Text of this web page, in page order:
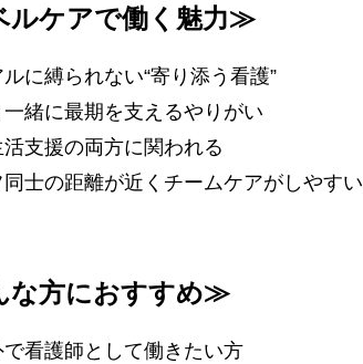
ケアで働く魅力≫
ルに縛られない“寄り添う看護”
一緒に最期を支えるやりがい
活支援の両方に関われる
同士の距離が近くチームケアがしやすい
方におすすめ≫
で看護師として働きたい方